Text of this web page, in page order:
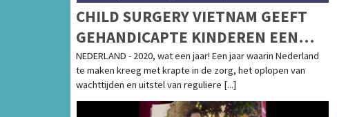
CHILD SURGERY VIETNAM GEEFT
GEHANDICAPTE KINDEREN EEN
TOEKOMST
NEDERLAND - 2020, wat een jaar! Een jaar waarin Nederland
te maken kreeg met krapte in de zorg, het oplopen van
wachttijden en uitstel van reguliere [...]